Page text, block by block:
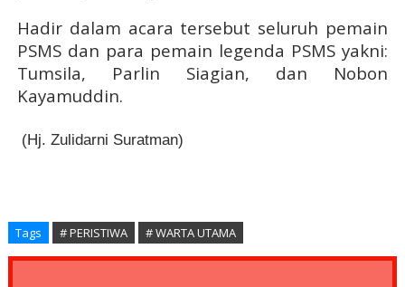
Hadir dalam acara tersebut seluruh pemain
PSMS dan para pemain legenda PSMS yakni:
Tumsila, Parlin Siagian, dan Nobon
Kayamuddin.
(Hj. Zulidarni Suratman)
Tags # PERISTIWA # WARTA UTAMA